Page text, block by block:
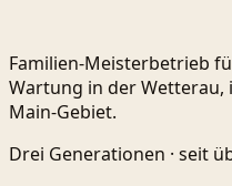
Familien-Meisterbetrieb
Wartung in der Wetterau,
Main-Gebiet.
Drei Generationen · seit